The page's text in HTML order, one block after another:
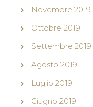
Novembre 2019
Ottobre 2019
Settembre 2019
Agosto 2019
Luglio 2019
Giugno 2019